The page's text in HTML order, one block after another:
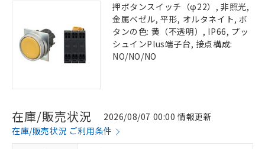
押ボタンスイッチ（φ22）, 非照光,
金属ベゼル, 平形, オルタネイト, ボ
タンの色: 黄（不透明）, IP66, プッ
シュインPlus端子台, 接点構成:
NO/NO/NO
在庫/販売状況
2026/08/07 00:00 情報更新
在庫/販売状況 ご利用条件